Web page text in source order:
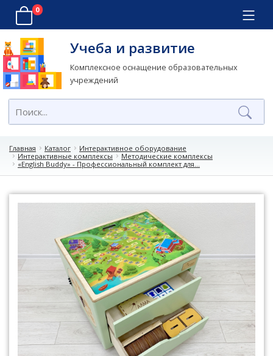
0
Учеба и развитие
Комплексное оснащение образовательных
учреждений
Главная Каталог
Интерактивное оборудование
Интерактивные комплексы
Методические комплексы
«English Buddy» - Профессиональный комплект для...